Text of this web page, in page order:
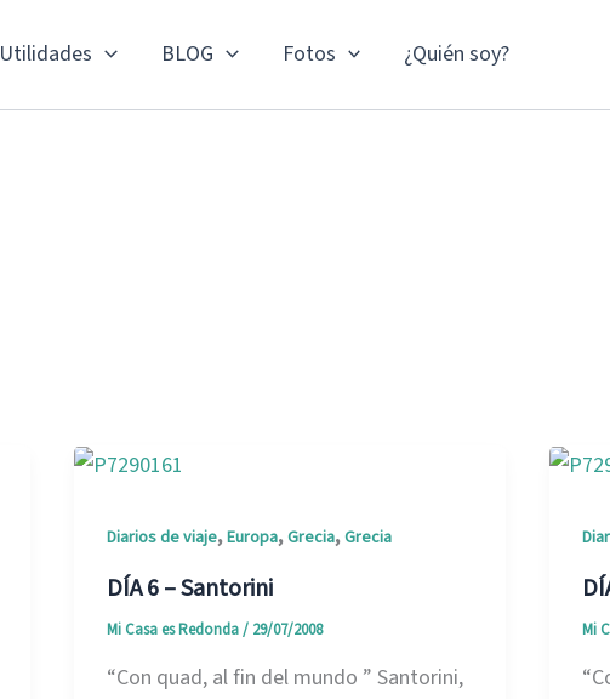
Utilidades BLOG Fotos ¿Quién soy?
Diarios de viaje,Europa,Grecia,Grecia
DÍA 6 – Santorini
Mi Casa es Redonda/ 29/07/2008
“Con quad, al fin del mundo ” Santorini,
Mi